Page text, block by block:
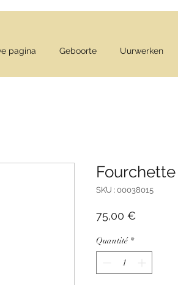
pagina Geboorte Uurwerken
SKU : 00038015
75,00 €Prix
Quantité *